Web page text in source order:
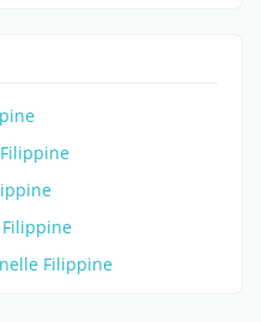
Filippine